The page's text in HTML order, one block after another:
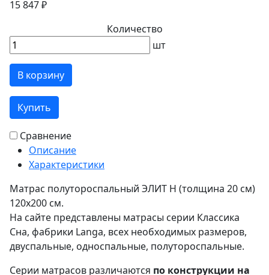
15 847 ₽
Количество
шт
В корзину
Купить
Сравнение
Описание
Характеристики
Матрас полутороспальный ЭЛИТ Н (толщина 20 см)
120х200 см.
На сайте представлены матрасы серии Классика
Сна, фабрики Langa, всех необходимых размеров,
двуспальные, односпальные, полутороспальные.
Серии матрасов различаются по конструкции на